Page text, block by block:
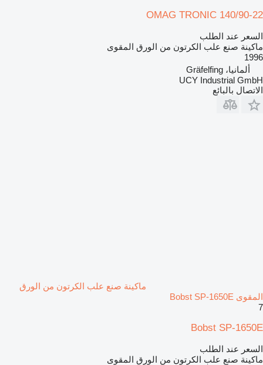
OMAG TRONIC 140/90-22
السعر عند الطلب
ماكينة صنع علب الكرتون من الورق المقوى
1996
ألمانيا، Gräfelfing
UCY Industrial GmbH
الاتصال بالبائع
ماكينة صنع علب الكرتون من الورق
المقوى Bobst SP-1650E
7
Bobst SP-1650E
السعر عند الطلب
ماكينة صنع علب الكرتون من الورق المقوى